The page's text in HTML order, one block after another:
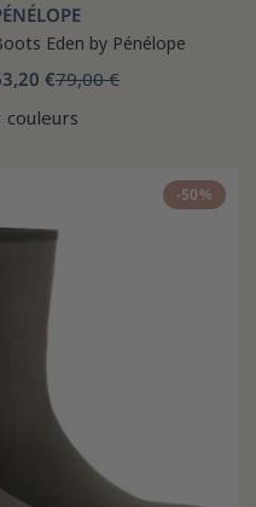
Eden by Pénélope
€79,00 €
couleurs
-50%